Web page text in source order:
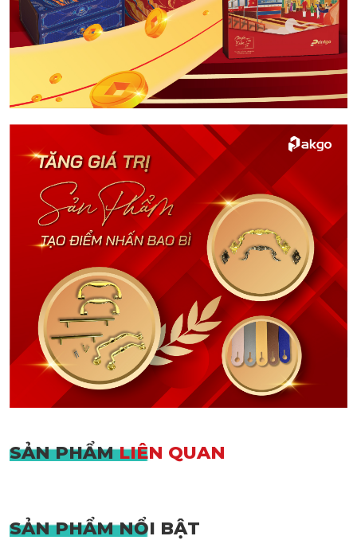
SẢN PHẨMLIÊN QUAN
SẢN PHẨMNỔI BẬT